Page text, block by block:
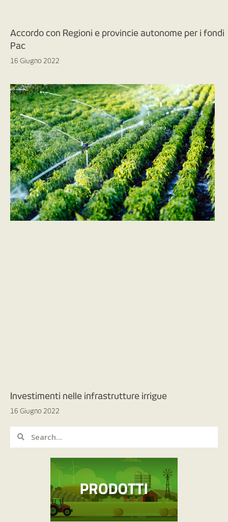
Accordo con Regioni e provincie autonome per i fondi
Pac
16 Giugno 2022
Investimenti nelle infrastrutture irrigue
16 Giugno 2022